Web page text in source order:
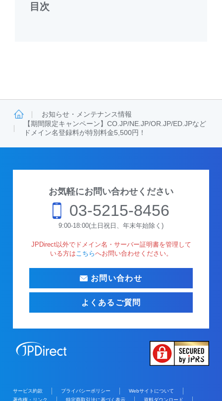
目次
お知らせ・メンテナンス情報
【期間限定キャンペーン】CO.JP/NE.JP/OR.JP/ED.JPなど
ドメイン名登録料が特別料金5,500円！
お気軽にお問い合わせください
03-5215-8456
9:00-18:00(土日祝日、年末年始除く)
JPDirect以外でドメイン名・サーバー証明書を管理して
いる方は こちらへお問い合わせください。
お問い合わせ
よくあるご質問
サービス約款 プライバシーポリシー
Webサイトについて
著作権・リンク
特定商取引法に基づく表示 資料ダウンロード